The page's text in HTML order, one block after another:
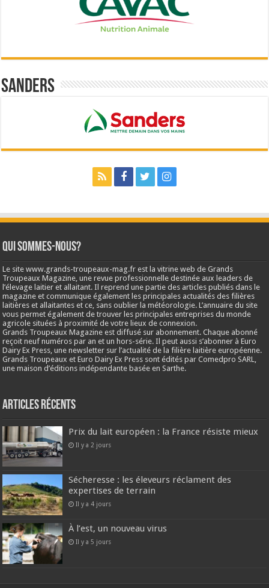
Sanders
Qui sommes-nous?
Le site www.grands-troupeaux-mag.fr est la vitrine web de Grands
Troupeaux Magazine, une revue professionnelle destinée aux leaders de
l’élevage laitier et allaitant. Il reprend une partie des articles publiés dans le
magazine et communique également les principales actualités des filières
laitières et allaitantes et ce, sans oublier la météorologie. L’annuaire du site
vous permet également de trouver les principales entreprises du monde
agricole situées à proximité de votre lieux de connexion.
Grands Troupeaux Magazine est diffusé sur abonnement. Chaque abonné
reçoit neuf numéros par an et un hors-série. Il peut aussi s’abonner à Euro
Dairy Ex Press, une newsletter sur l’actualité de la filière laitière européenne.
Grands Troupeaux et Euro Dairy Ex Press sont édités par Comedpro SARL,
une maison d’éditions indépendante basée en Sarthe.
Articles récents
Prix du lait européen : la France résiste mieux
Il y a 2 jours
Sécheresse : les éleveurs réclament des
expertises de terrain
Il y a 4 jours
À l’est, un nouveau virus
Il y a 5 jours